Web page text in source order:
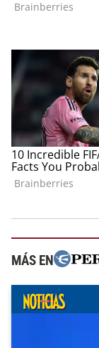
MÁS EN